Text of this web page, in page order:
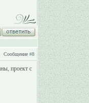
Сообщение #8
проект с